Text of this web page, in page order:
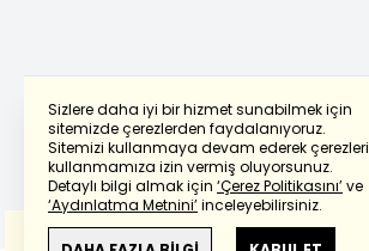
Sizlere daha iyi bir hizmet sunabilmek için
sitemizde çerezlerden faydalanıyoruz.
Sitemizi kullanmaya devam ederek çerezleri
kullanmamıza izin vermiş oluyorsunuz.
Detaylı bilgi almak için ‘Çerez Politikasını’ve
‘Aydınlatma Metnini’inceleyebilirsiniz.
Powered by Translate
Bu çevirideGoogle Transletekullanılmıştır.